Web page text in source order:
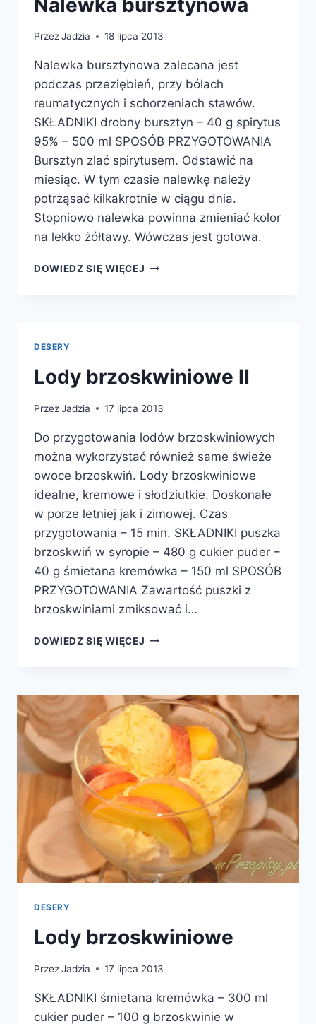
PrzezJadzia 18 lipca 2013
Nalewka bursztynowa zalecana jest
podczas przeziębień, przy bólach
reumatycznych i schorzeniach stawów.
SKŁADNIKI drobny bursztyn – 40 g spirytus
95% – 500 ml SPOSÓB PRZYGOTOWANIA
Bursztyn zlać spirytusem. Odstawić na
miesiąc. W tym czasie nalewkę należy
potrząsać kilkakrotnie w ciągu dnia.
Stopniowo nalewka powinna zmieniać kolor
na lekko żółtawy. Wówczas jest gotowa.
DOWIEDZ SIĘ WIĘCEJ NALEWKA
DESERY
Lody brzoskwiniowe II
PrzezJadzia 17 lipca 2013
Do przygotowania lodów brzoskwiniowych
można wykorzystać również same świeże
owoce brzoskwiń. Lody brzoskwiniowe
idealne, kremowe i słodziutkie. Doskonałe
w porze letniej jak i zimowej. Czas
przygotowania – 15 min. SKŁADNIKI puszka
brzoskwiń w syropie – 480 g cukier puder –
40 g śmietana kremówka – 150 ml SPOSÓB
PRZYGOTOWANIA Zawartość puszki z
brzoskwiniami zmiksować i…
DOWIEDZ SIĘ WIĘCEJ LODY
DESERY
Lody brzoskwiniowe
PrzezJadzia 17 lipca 2013
SKŁADNIKI śmietana kremówka – 300 ml
cukier puder – 100 g brzoskwinie w